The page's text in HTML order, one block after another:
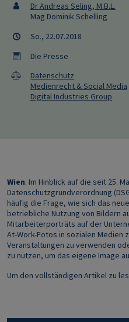
Dr Andreas Seling, M.B.L.
Mag Dominik Schelling
So., 22.07.2018
Die Presse
Datenschutz
Medienrecht & Social Media
Digital Industries Group
Wien. Im Hinblick auf die seit 25.
Datenschutzgrundverordnung
häufig die Frage, wie sich das
betriebliche Nutzung von Bildern
Mitarbeiterporträts auf der
At-Work-Fotos in sozialen Medien
Veranstaltungen zu verwenden
zu nutzen, um das eigene Image
Um den vollständigen Artikel zu